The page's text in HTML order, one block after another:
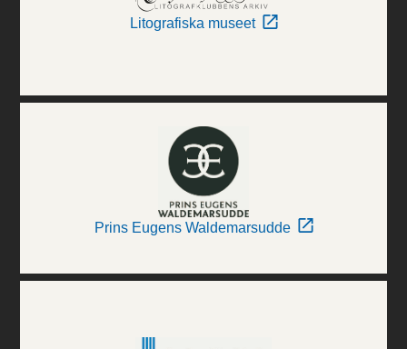
Litografiska museet
Prins Eugens Waldemarsudde